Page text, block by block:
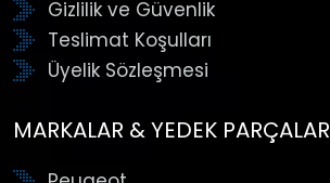
Gizlilik ve Güvenlik
Teslimat Koşulları
Üyelik Sözleşmesi
MARKALAR & YEDEK PARÇALAR